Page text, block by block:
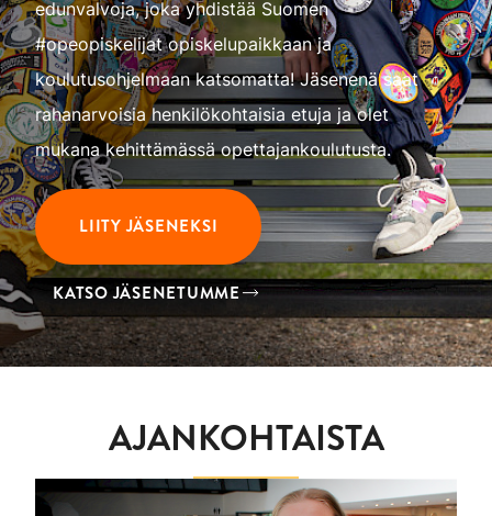
edunvalvoja, joka yhdistää Suomen
#opeopiskelijat opiskelupaikkaan ja
koulutusohjelmaan katsomatta! Jäsenenä saat
rahanarvoisia henkilökohtaisia etuja ja olet
mukana kehittämässä opettajankoulutusta.
LIITY JÄSENEKSI
KATSO JÄSENETUMME
AJANKOHTAISTA